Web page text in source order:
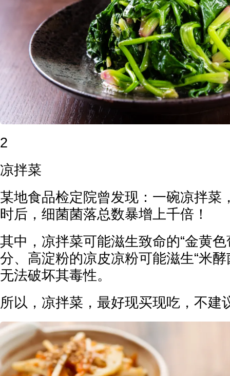
2
凉拌菜
某地食品检定院曾发现：一碗凉拌菜
时后，细菌菌落总数暴增上千倍！
其中，凉拌菜可能滋生致命的“金黄
分、高淀粉的凉皮凉粉可能滋生“米
无法破坏其毒性。
所以，凉拌菜，最好现买现吃，不建